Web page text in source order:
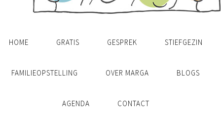
HOME GRATIS GESPREK STIEFGEZIN
FAMILIEOPSTELLING OVER MARGA BLOGS
AGENDA CONTACT